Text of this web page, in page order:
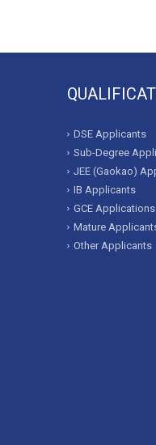
DSE Applicants
Sub-Degree
JEE (Gaokao)
IB Applicants
GCE Applications
Mature
Other Applicants